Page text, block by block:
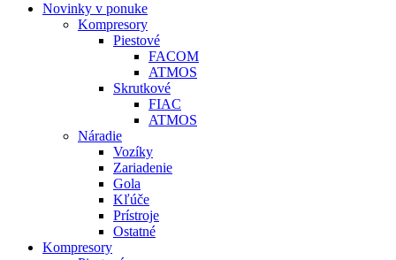
Novinky v ponuke
Kompresory
Piestové
FACOM
ATMOS
Skrutkové
FIAC
ATMOS
Náradie
Vozíky
Zariadenie
Gola
Kľúče
Prístroje
Ostatné
Kompresory